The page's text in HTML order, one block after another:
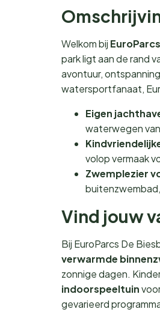
Welkom bij
park ligt aan de rand
avontuur,
watersportfanaat,
Eigen
waterwegen
volop vermaak
Zwemplezier
Vind jouw
Bij EuroParcs De
verwarmde
zonnige dagen.
indoorspeeltuin
gevarieerd